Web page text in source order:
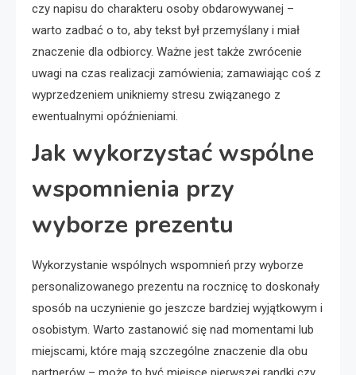
czy napisu do charakteru osoby obdarowywanej –
warto zadbać o to, aby tekst był przemyślany i miał
znaczenie dla odbiorcy. Ważne jest także zwrócenie
uwagi na czas realizacji zamówienia; zamawiając coś z
wyprzedzeniem unikniemy stresu związanego z
ewentualnymi opóźnieniami.
Jak wykorzystać wspólne
wspomnienia przy
wyborze prezentu
Wykorzystanie wspólnych wspomnień przy wyborze
personalizowanego prezentu na rocznicę to doskonały
sposób na uczynienie go jeszcze bardziej wyjątkowym i
osobistym. Warto zastanowić się nad momentami lub
miejscami, które mają szczególne znaczenie dla obu